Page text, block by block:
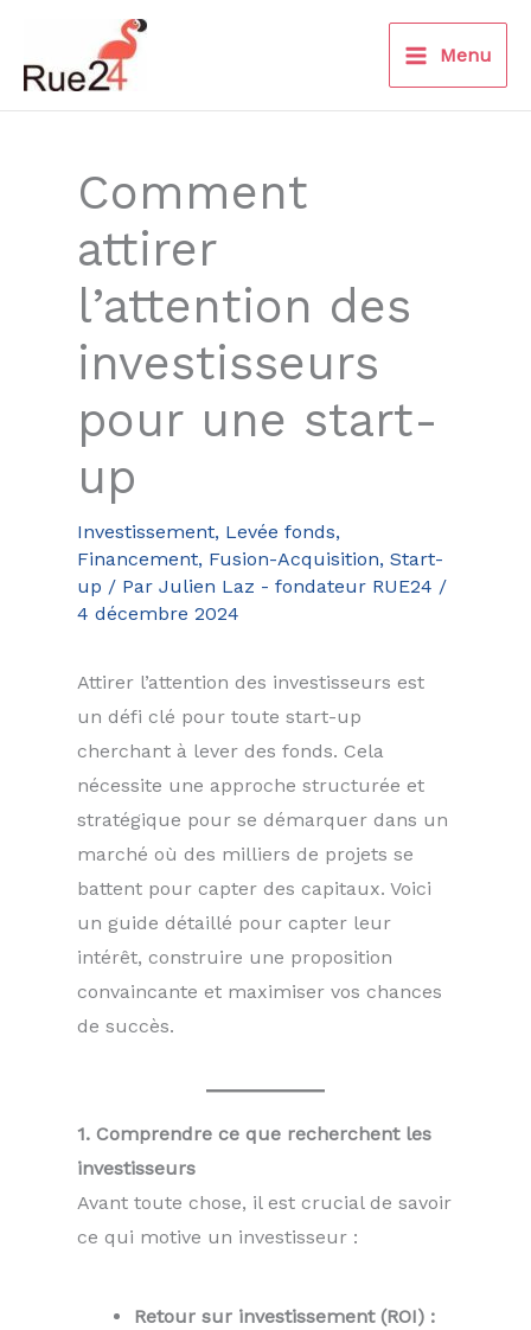
contenu
Menu
Comment
attirer
l’attention des
investisseurs
pour une start-
up
Investissement, Levée fonds,
Financement, Fusion-Acquisition, Start-
up / Par Julien Laz - fondateur RUE24 /
4 décembre 2024
Attirer l’attention des investisseurs est
un défi clé pour toute start-up
cherchant à lever des fonds. Cela
nécessite une approche structurée et
stratégique pour se démarquer dans un
marché où des milliers de projets se
battent pour capter des capitaux. Voici
un guide détaillé pour capter leur
intérêt, construire une proposition
convaincante et maximiser vos chances
de succès.
1. Comprendre ce que recherchent les
investisseurs
Avant toute chose, il est crucial de savoir
ce qui motive un investisseur :
Retour sur investissement (ROI) :